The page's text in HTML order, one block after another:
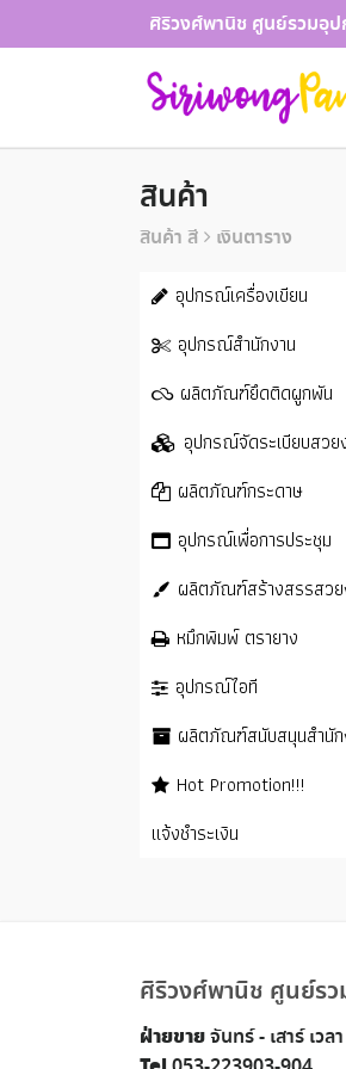
to
ศิริวงศ์พานิช ศูนย์รวมอุ
สินค้า
สินค้า สี เงินตาราง
อุปกรณ์เครื่องเขียน
อุปกรณ์สำนักงาน
ผลิตภัณฑ์ยึดติดผูกพัน
อุปกรณ์จัดระเบียบสวย
ผลิตภัณฑ์กระดาษ
อุปกรณ์เพื่อการประชุม
ผลิตภัณฑ์สร้างสรรสวย
หมึกพิมพ์ ตรายาง
อุปกรณ์ไอที
ผลิตภัณฑ์สนับสนุนสำนัก
Hot Promotion!!!
แจ้งชำระเงิน
ศิริวงศ์พานิช ศูนย์ร
ฝ่ายขายจันทร์ - เสาร์ เว